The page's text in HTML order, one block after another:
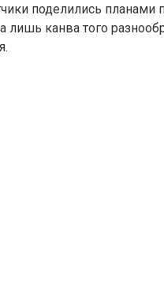
поделились планами
лишь канва того